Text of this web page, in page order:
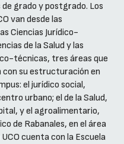
grado y postgrado. Los
van desde las
Ciencias Jurídico-
de la Salud y las
técnicas, tres áreas que
con su estructuración en
el jurídico social,
urbano; el de la Salud,
y el agroalimentario,
de Rabanales, en el área
cuenta con la Escuela